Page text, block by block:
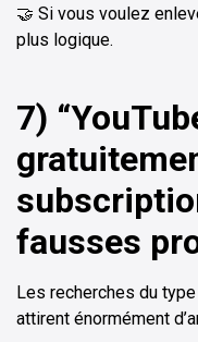
🤝 Si vous voulez
plus logique.
7)
fausses
Les recherches du
attirent énormément